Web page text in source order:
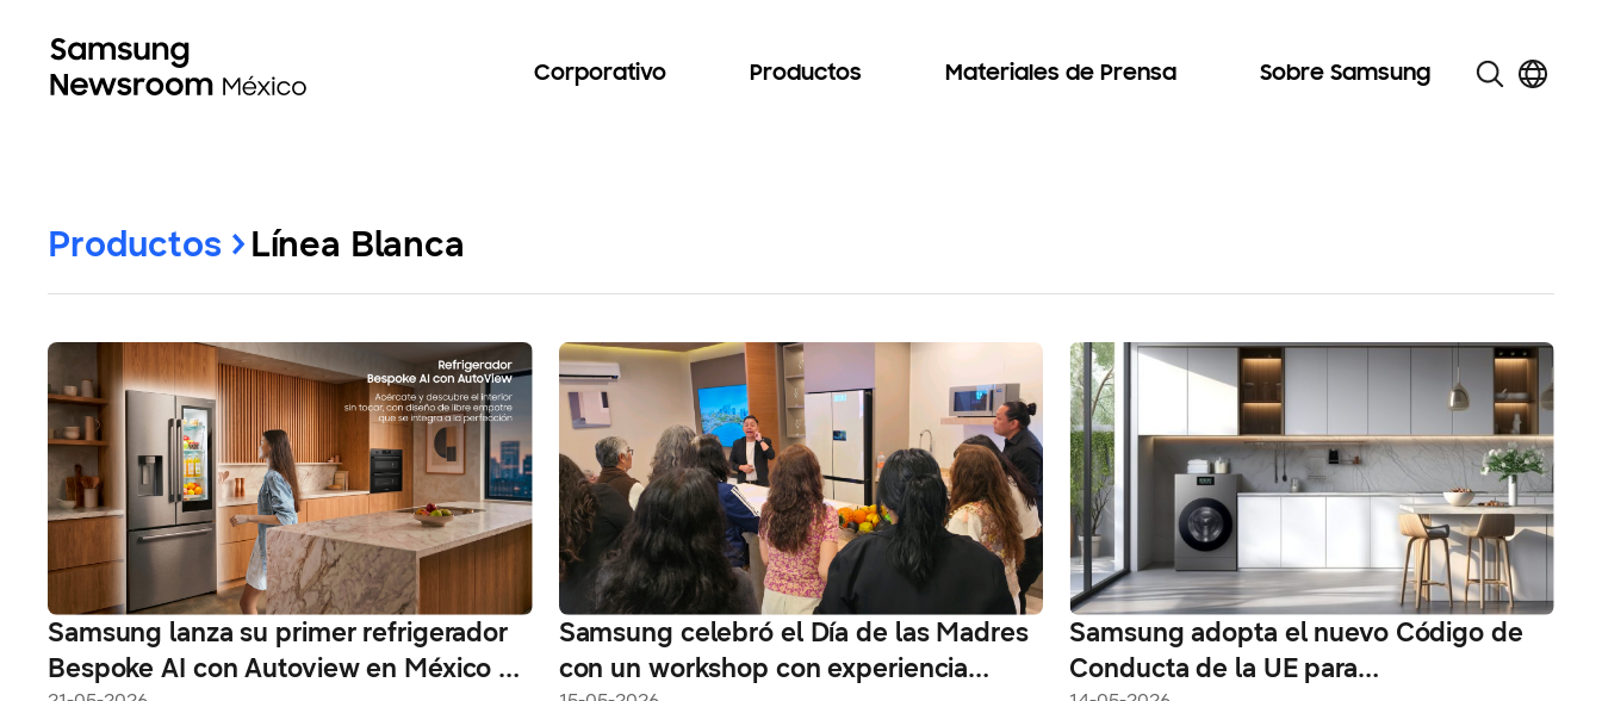
Corporativo Productos Materiales de Prensa Sobre Samsung
Productos Línea Blanca
Samsung lanza su primer refrigerador
Bespoke AI con Autoview en México y
Samsung celebró el Día de las Madres
con un workshop con experiencia
Samsung adopta el nuevo Código de
Conducta de la UE para